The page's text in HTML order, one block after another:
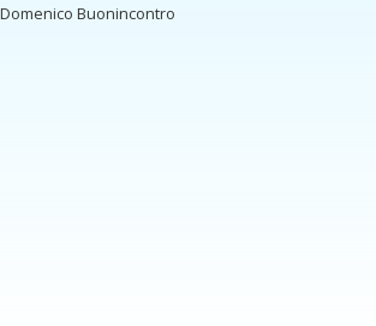
Domenico Buonincontro